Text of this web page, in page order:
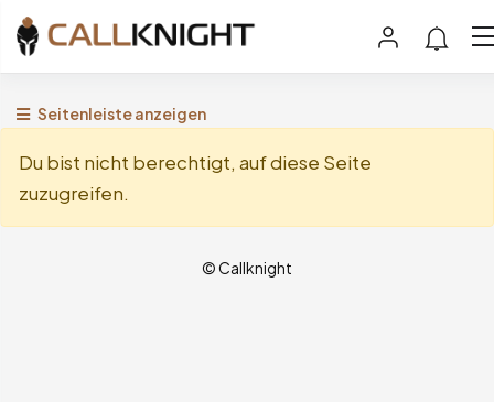
Seitenleiste anzeigen
Du bist nicht berechtigt, auf diese Seite
zuzugreifen.
© Callknight